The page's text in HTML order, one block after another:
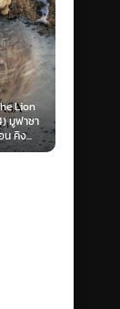
(SoundTrack)